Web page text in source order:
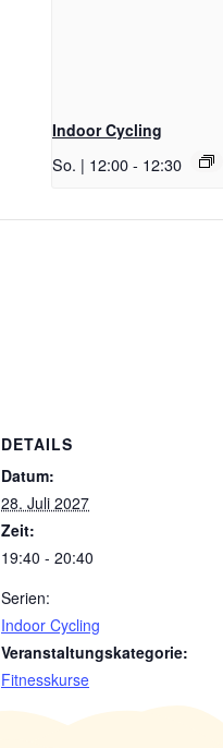
Indoor Cycling
So. | 12:00- 12:30
DETAILS
Datum:
28. Juli 2027
Zeit:
19:40 - 20:40
Serien:
Indoor Cycling
Veranstaltungskategorie:
Fitnesskurse